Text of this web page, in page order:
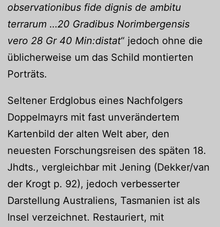
observationibus fide dignis de ambitu
terrarum …20 Gradibus Norimbergensis
vero 28 Gr 40 Min:distat“ jedoch ohne die
üblicherweise um das Schild montierten
Porträts.
Seltener Erdglobus eines Nachfolgers
Doppelmayrs mit fast unverändertem
Kartenbild der alten Welt aber, den
neuesten Forschungsreisen des späten 18.
Jhdts., vergleichbar mit Jening (Dekker/van
der Krogt p. 92), jedoch verbesserter
Darstellung Australiens, Tasmanien ist als
Insel verzeichnet. Restauriert, mit